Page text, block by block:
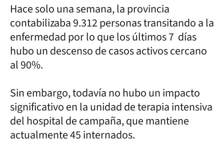
Hace solo una semana, la provincia
contabilizaba 9.312 personas transitando a la
enfermedad por lo que los últimos 7 días
hubo un descenso de casos activos cercano
al 90%.
Sin embargo, todavía no hubo un impacto
significativo en la unidad de terapia intensiva
del hospital de campaña, que mantiene
actualmente 45 internados.